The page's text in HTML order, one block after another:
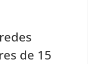
de 15